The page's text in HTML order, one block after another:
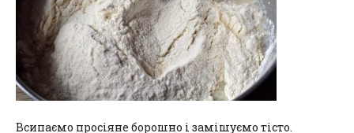
Всипаємо просіяне борошно і замішуємо тісто.